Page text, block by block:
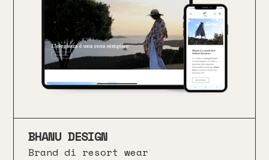
BHANU DESIGN
Brand di resort wear